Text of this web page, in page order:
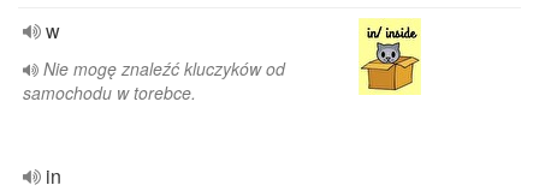
w
Nie mogę znaleźć kluczyków od
samochodu w torebce.
in